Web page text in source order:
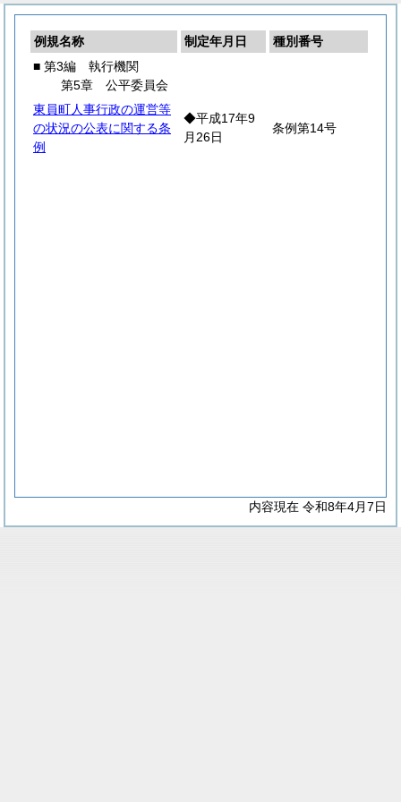
例規名称 制定年月日
種別番号
■ 第3編 執行機関
第5章 公平委員会
東員町人事行政の運営等
の状況の公表に関する条
例
◆平成17年9
月26日
条例第14号
内容現在 令和8年4月7日